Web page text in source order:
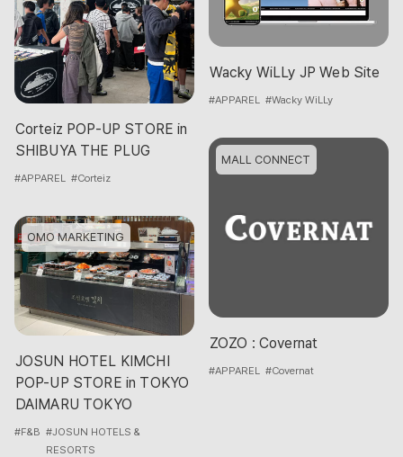
Corteiz POP-UP STORE in
SHIBUYA THE PLUG
#APPAREL #Corteiz
JOSUN HOTEL KIMCHI
POP-UP STORE in TOKYO
DAIMARU TOKYO
OMO MARKETING
#F&B #JOSUN HOTELS &
RESORTS
Wacky WiLLy JP Web Site
#APPAREL #Wacky WiLLy
ZOZO : Covernat
MALL CONNECT
#APPAREL #Covernat